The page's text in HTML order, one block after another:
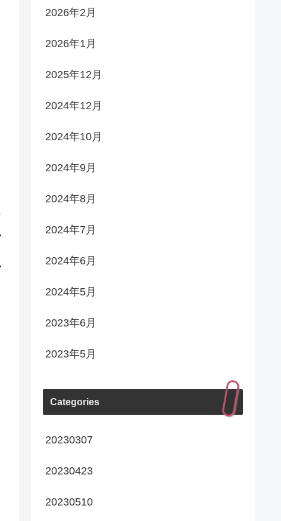
2026年2月
2026年1月
2025年12月
2024年12月
2024年10月
2024年9月
2024年8月
2024年7月
2024年6月
2024年5月
2023年6月
2023年5月
Categories
20230307
20230423
20230510